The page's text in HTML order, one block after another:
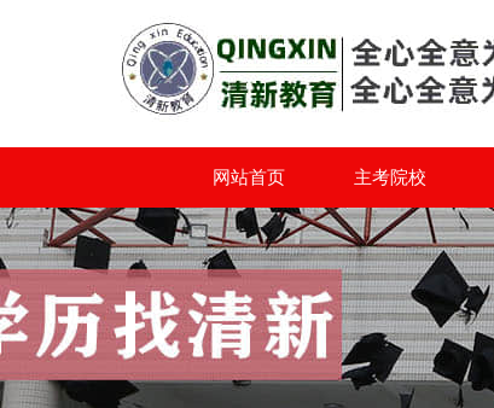
网站首页 主考院校